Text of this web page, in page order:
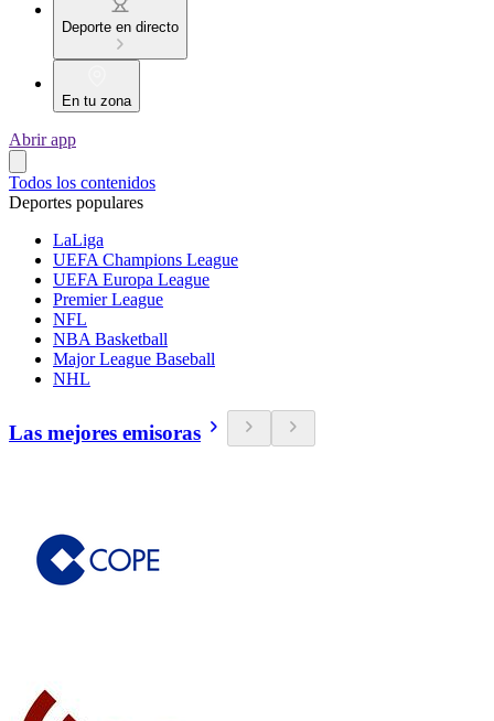
Deporte en directo
En tu zona
Abrir app
Todos los contenidos
Deportes populares
LaLiga
UEFA Champions League
UEFA Europa League
Premier League
NFL
NBA Basketball
Major League Baseball
NHL
Las mejores emisoras